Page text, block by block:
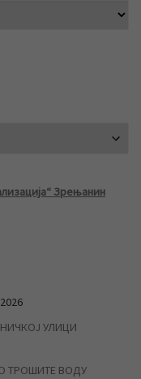
Зрењанин
УЛИЦИ
ТРОШИТЕ ВОДУ